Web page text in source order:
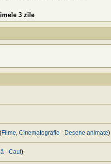
3 zile
Filme, Cinematografie - Desene animate)
- Caut)